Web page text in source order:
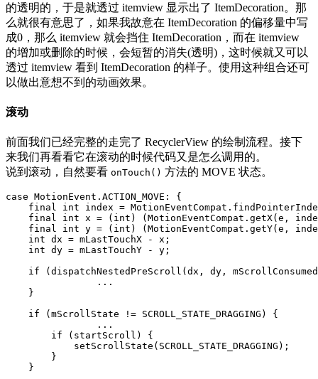
的透明的，于是就透过 itemview 显示出了 ItemDecoration。那
么就很有意思了，如果我故意在 ItemDecoration 的偏移量中写
成0，那么 itemview 就会挡住 ItemDecoration，而在 itemview
的增加或删除的时候，会短暂的消失(透明)，这时候就又可以
透过 itemview 看到 ItemDecoration 的样子。使用这种组合还可
以做出意想不到的动画效果。
滚动
前面我们已经完整的走完了 RecyclerView 的绘制流程。接下
来我们再看看它在滚动的时候代码又是怎么调用的。
说到滚动，自然要看 onTouch() 方法的 MOVE 状态。
case MotionEvent . ACTION_MOVE :
{
final
int index = MotionEventCompat .
final
int x = ( int ) ( MotionEventCompat . getX( e ,
final
int y = ( int ) ( MotionEventCompat . getY( e ,
int dx = mLastTouchX - x ;
int dy = mLastTouchY - y ;
if
( dispatchNestedPreScroll ( dx , dy ,
mScrollConsumed
...
}
if
( mScrollState != SCROLL_STATE_DRAGGING )
{
...
if
( startScroll )
{
setScrollState ( SCROLL_STATE_DRAGGING );
}
}